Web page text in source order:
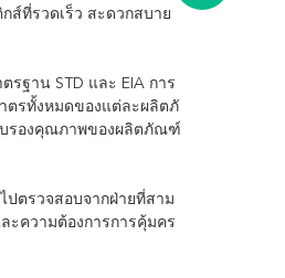
กส์ที่รวดเร็ว สะดวกสบาย
ฐาน STD และ EIA การ
ตรทั้งหมดของแต่ละผลิตภั
บรองคุณภาพของผลิตภัณฑ์
ตรวจสอบจากฝ่ายที่สาม
ละความต้องการการคุ้มคร